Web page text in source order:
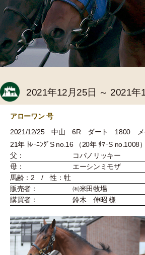
2021年12月25日 ～ 2021年
アローワン 号
2021/12/25 中山 6R ダート 1800 メ
21年 ﾄﾚｰﾆﾝｸﾞS no.16 （20年 ｻﾏｰS no.1008）
父：
コパノリッキー
母：
エーシンミモザ
馬齢：2 / 性：牡
販売者：
㈲米田牧場
購買者：
鈴木 伸昭 様